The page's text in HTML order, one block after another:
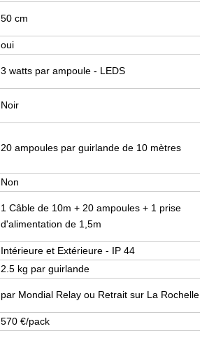
50 cm
oui
3 watts par ampoule - LEDS
Noir
20 ampoules par guirlande de 10 mètres
Non
1 Câble de 10m + 20 ampoules + 1 prise
d'alimentation de 1,5m
Intérieure et Extérieure - IP 44
2.5 kg par guirlande
par Mondial Relay ou Retrait sur La Rochelle
570 €/pack